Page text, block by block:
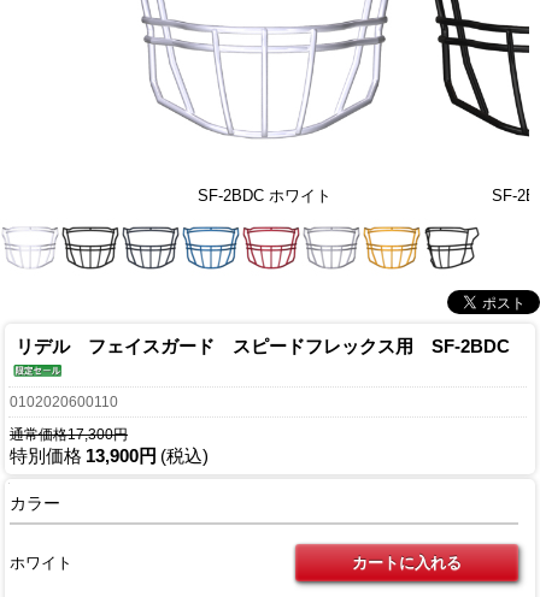
SF-2BDC ホワイト SF-
リデル フェイスガード スピードフレックス用 SF-2BDC
0102020600110
通常価格17,300円
特別価格 13,900円 (税込)
カラー
ホワイト